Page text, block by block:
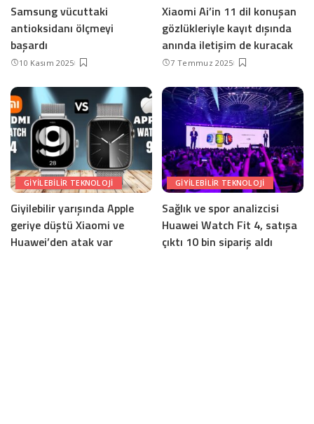
Samsung vücuttaki
antioksidanı ölçmeyi
başardı
10 Kasım 2025
Xiaomi Ai’in 11 dil konuşan
gözlükleriyle kayıt dışında
anında iletişim de kuracak
7 Temmuz 2025
GIYILEBILIR TEKNOLOJI
Giyilebilir yarışında Apple
geriye düştü Xiaomi ve
Huawei’den atak var
GIYILEBILIR TEKNOLOJI
Sağlık ve spor analizcisi
Huawei Watch Fit 4, satışa
çıktı 10 bin sipariş aldı